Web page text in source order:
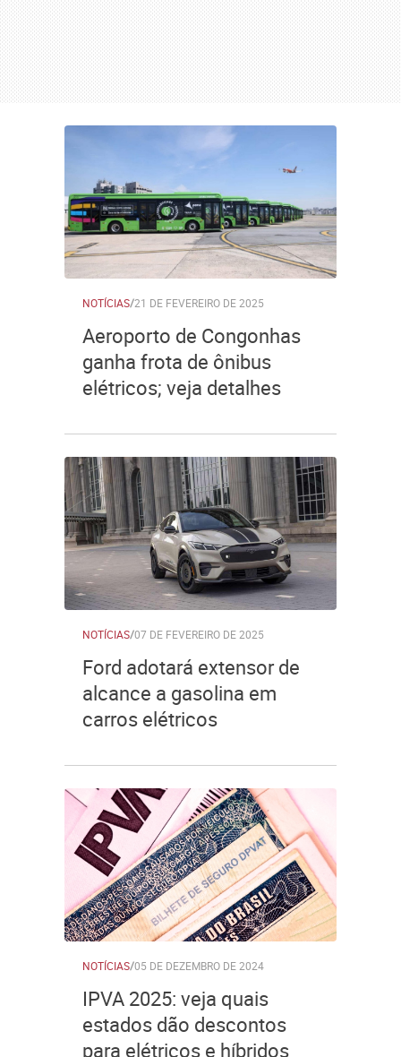
NOTÍCIAS/21 DE FEVEREIRO DE 2025
Aeroporto de Congonhas
ganha frota de ônibus
elétricos; veja detalhes
NOTÍCIAS/07 DE FEVEREIRO DE 2025
Ford adotará extensor de
alcance a gasolina em
carros elétricos
NOTÍCIAS/05 DE DEZEMBRO DE 2024
IPVA 2025: veja quais
estados dão descontos
para elétricos e híbridos